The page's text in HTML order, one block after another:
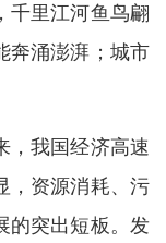
千里江河鱼鸟翩
奔涌澎湃；城市
，我国经济高速
，资源消耗、污
的突出短板。发